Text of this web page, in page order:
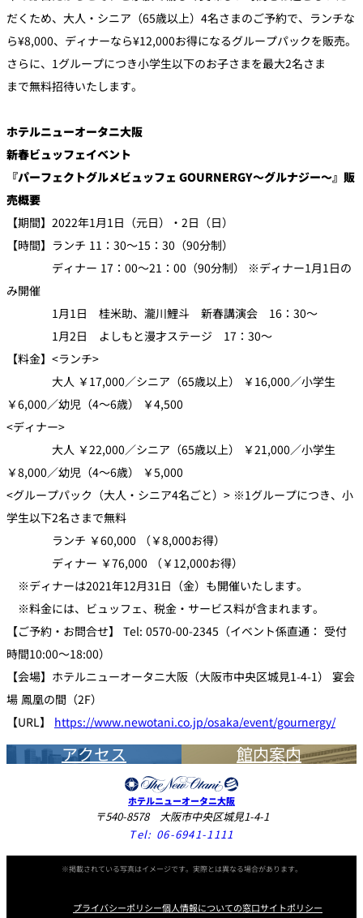
だくため、大人・シニア（65歳以上）4名さまのご予約で、ランチな
ら¥8,000、ディナーなら¥12,000お得になるグループパックを販売。
さらに、1グループにつき小学生以下のお子さまを最大2名さま
まで無料招待いたします。
ホテルニューオータニ大阪
新春ビュッフェイベント
『パーフェクトグルメビュッフェ GOURNERGY～グルナジー～』販
売概要
【期間】2022年1月1日（元日）・2日（日）
【時間】ランチ 11：30～15：30（90分制）
ディナー 17：00～21：00（90分制） ※ディナー1月1日の
み開催
1月1日 桂米助、瀧川鯉斗 新春講演会 16：30～
1月2日 よしもと漫才ステージ 17：30～
【料金】<ランチ>
大人 ￥17,000／シニア（65歳以上） ￥16,000／小学生
￥6,000／幼児（4～6歳） ￥4,500
<ディナー>
大人 ￥22,000／シニア（65歳以上） ￥21,000／小学生
￥8,000／幼児（4～6歳） ￥5,000
<グループパック（大人・シニア4名ごと）> ※1グループにつき、小
学生以下2名さまで無料
ランチ ￥60,000 （￥8,000お得）
ディナー ￥76,000 （￥12,000お得）
※ディナーは2021年12月31日（金）も開催いたします。
※料金には、ビュッフェ、税金・サービス料が含まれます。
【ご予約・お問合せ】 Tel: 0570-00-2345（イベント係直通： 受付
時間10:00～18:00）
【会場】ホテルニューオータニ大阪（大阪市中央区城見1-4-1） 宴会
場 鳳凰の間（2F）
【URL】 https://www.newotani.co.jp/osaka/event/gournergy/
アクセス 館内案内
ホテルニューオータニ大阪
〒540-8578 大阪市中央区城見1-4-1
Tel: 06-6941-1111
※掲載されている写真はイメージです。実際とは異なる場合があります。
プライバシーポリシー個人情報についての窓口サイトポリシー